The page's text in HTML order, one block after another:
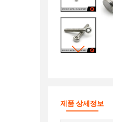
제품 상세정보